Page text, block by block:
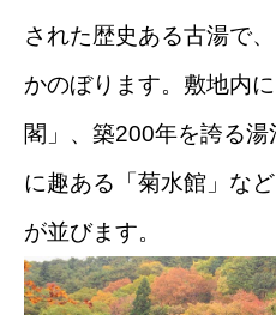
された歴史ある古湯で
かのぼります。敷地内
閣」、築200年を誇る
に趣ある「菊水館」な
が並びます。